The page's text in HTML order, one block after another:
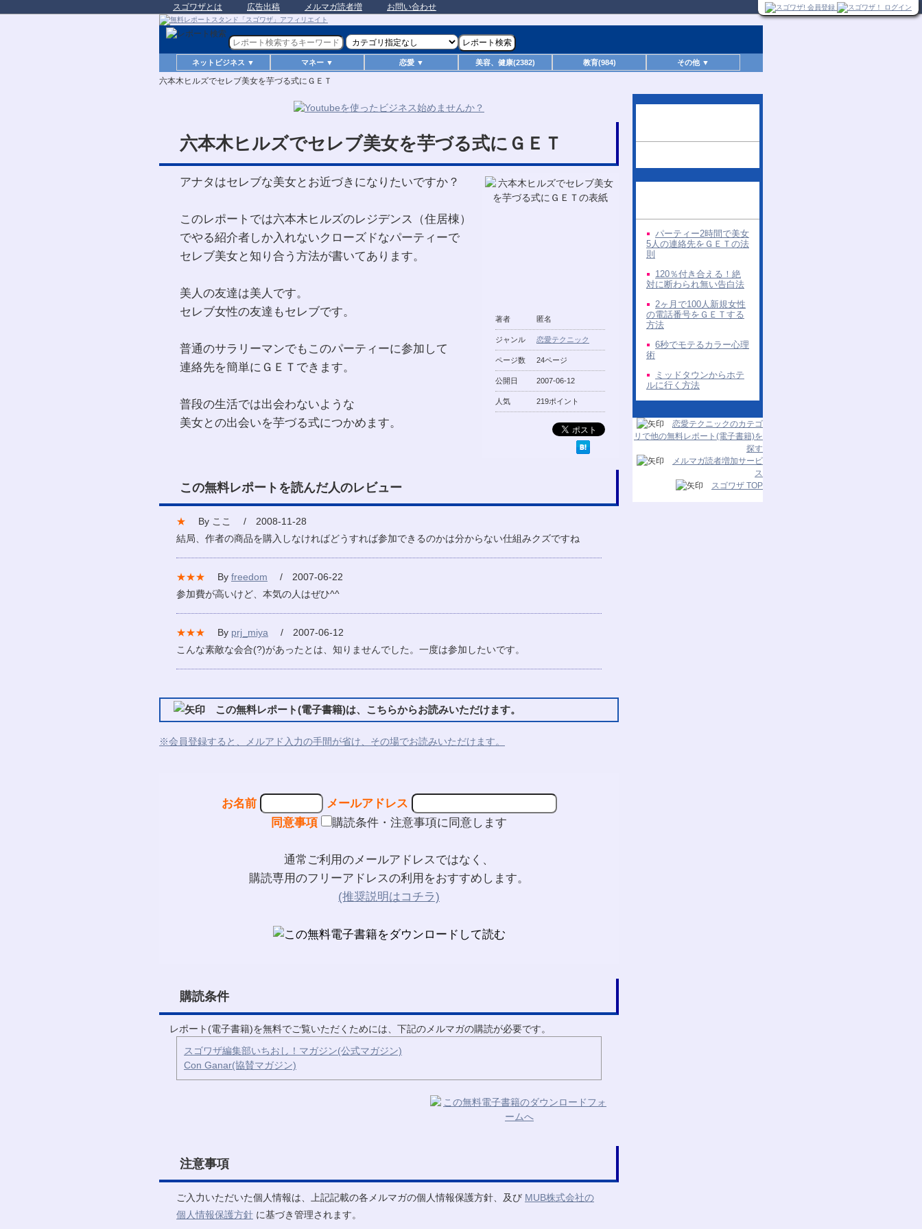
スゴワザとは 広告出稿 メルマガ読者増 お問い合わせ
ネットビジネス ▼ マネー ▼ 恋愛 ▼ 美容、健康(2382) 教育(984) その他 ▼
六本木ヒルズでセレブ美女を芋づる式にＧＥＴ
六本木ヒルズでセレブ美女を芋づる式にＧＥＴ
著者 匿名
ジャンル 恋愛テクニック
ページ数 24ページ
公開日 2007-06-12
人気 219ポイント
アナタはセレブな美女とお近づきになりたいですか？
このレポートでは六本木ヒルズのレジデンス（住居棟）
でやる紹介者しか入れないクローズドなパーティーで
セレブ美女と知り合う方法が書いてあります。
美人の友達は美人です。
セレブ女性の友達もセレブです。
普通のサラリーマンでもこのパーティーに参加して
連絡先を簡単にＧＥＴできます。
普段の生活では出会わないような
美女との出会いを芋づる式につかめます。
この無料レポートを読んだ人のレビュー
★
By ここ / 2008-11-28
結局、作者の商品を購入しなければどうすれば参加できるのかは分からない仕組みクズですね
★★★ By freedom / 2007-06-22
参加費が高いけど、本気の人はぜひ^^
★★★ By prj_miya / 2007-06-12
こんな素敵な会合(?)があったとは、知りませんでした。一度は参加したいです。
この無料レポート(電子書籍)は、こちらからお読みいただけます。
※会員登録すると、メルアド入力の手間が省け、その場でお読みいただけます。
お名前
メールアドレス
同意事項
購読条件・注意事項に同意します
通常ご利用のメールアドレスではなく、
購読専用のフリーアドレスの利用をおすすめします。
(推奨説明はコチラ)
購読条件
レポート(電子書籍)を無料でご覧いただくためには、下記のメルマガの購読が必要です。
スゴワザ編集部いちおし！マガジン(公式マガジン)
Con Ganar(協賛マガジン)
注意事項
ご入力いただいた個人情報は、上記記載の各メルマガの個人情報保護方針、及び MUB株式会社の
個人情報保護方針 に基づき管理されます。
パーティー2時間で美女
5人の連絡先をＧＥＴの法
則
120％付き合える！絶
対に断わられ無い告白法
2ヶ月で100人新規女性
の電話番号をＧＥＴする
方法
6秒でモテるカラー心理
術
ミッドタウンからホテ
ルに行く方法
恋愛テクニックのカテゴ
リで他の無料レポート(電子書籍)を
探す
メルマガ読者増加サービ
ス
スゴワザ TOP